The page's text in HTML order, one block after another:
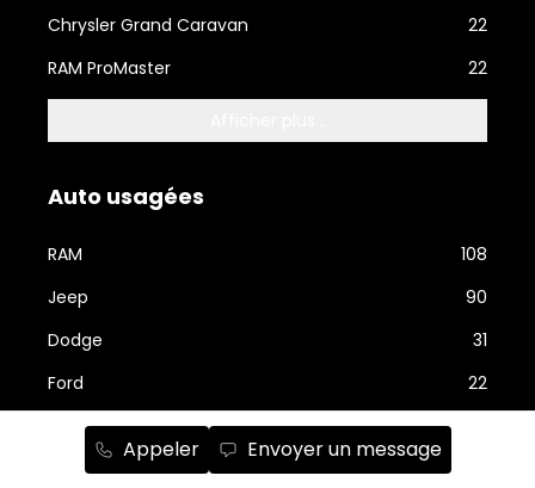
Appeler Envoyer un message
Chrysler Grand Caravan
22
RAM ProMaster
22
Auto usagées
RAM
108
Jeep
90
Dodge
31
Ford
22
Nissan